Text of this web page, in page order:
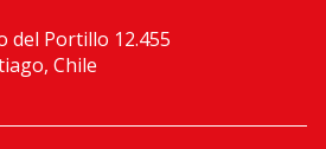
del Portillo 12.455
Chile